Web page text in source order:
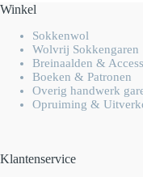
Winkel
Sokkenwol
Wolvrij Sokkengaren
Breinaalden &
Boeken & Patronen
Overig handwerk
Opruiming &
Klantenservice